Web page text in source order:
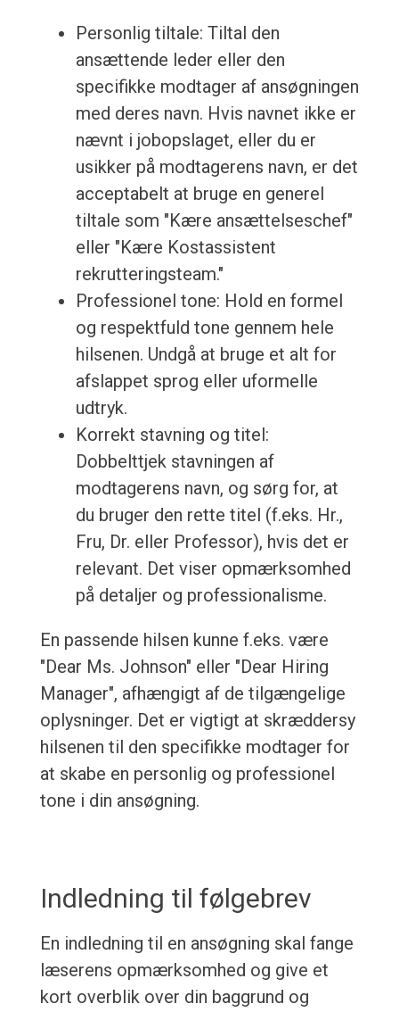
Personlig tiltale: Tiltal den
ansættende leder eller den
specifikke modtager af ansøgningen
med deres navn. Hvis navnet ikke er
nævnt i jobopslaget, eller du er
usikker på modtagerens navn, er det
acceptabelt at bruge en generel
tiltale som "Kære ansættelseschef"
eller "Kære Kostassistent
rekrutteringsteam."
Professionel tone: Hold en formel
og respektfuld tone gennem hele
hilsenen. Undgå at bruge et alt for
afslappet sprog eller uformelle
udtryk.
Korrekt stavning og titel:
Dobbelttjek stavningen af
modtagerens navn, og sørg for, at
du bruger den rette titel (f.eks. Hr.,
Fru, Dr. eller Professor), hvis det er
relevant. Det viser opmærksomhed
på detaljer og professionalisme.
En passende hilsen kunne f.eks. være
"Dear Ms. Johnson" eller "Dear Hiring
Manager", afhængigt af de tilgængelige
oplysninger. Det er vigtigt at skræddersy
hilsenen til den specifikke modtager for
at skabe en personlig og professionel
tone i din ansøgning.
Indledning til følgebrev
En indledning til en ansøgning skal fange
læserens opmærksomhed og give et
kort overblik over din baggrund og